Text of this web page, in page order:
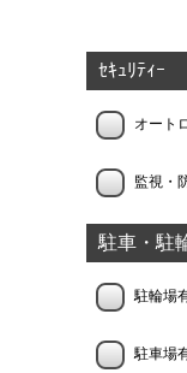
ｾｷｭﾘﾃｨｰ
オート
監視・
駐車・駐
駐輪場
駐車場